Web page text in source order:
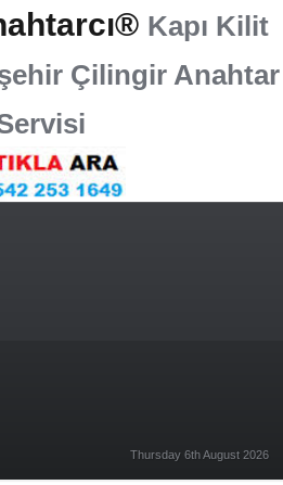
Kapı Kilit
Çilingir Anahtar
Thursday 6th August 2026